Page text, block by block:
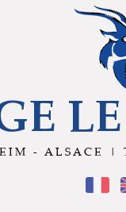
- ALSACE |